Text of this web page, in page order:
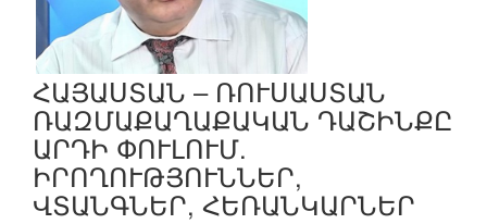
ՀԱՅԱՍՏԱՆ – ՌՈՒՍԱՍՏԱՆ
ՌԱԶՄԱՔԱՂԱՔԱԿԱՆ ԴԱՇԻՆՔԸ
ԱՐԴԻ ՓՈՒԼՈՒՄ.
ԻՐՈՂՈՒԹՅՈՒՆՆԵՐ,
ՎՏԱՆԳՆԵՐ, ՀԵՌԱՆԿԱՐՆԵՐ